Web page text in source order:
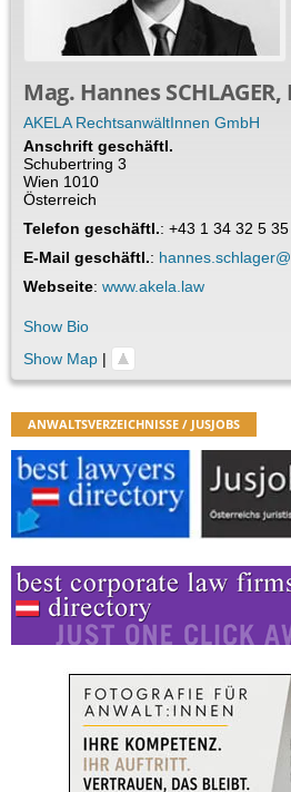
Mag. HannesSCHLAGER,
AKELA RechtsanwältInnen GmbH
Anschrift geschäftl.
Schubertring 3
Wien 1010
Österreich
Telefon geschäftl.: +43 1 34 32 5 35
E-Mail geschäftl.:
Webseite: www.akela.law
Show Bio
Show Map |
ANWALTSVERZEICHNISSE / JUSJOBS